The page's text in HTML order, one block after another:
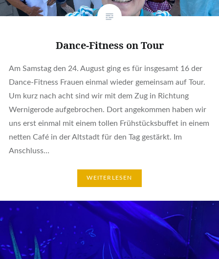
Dance-Fitness on Tour
Am Samstag den 24. August ging es für insgesamt 16 der
Dance-Fitness Frauen einmal wieder gemeinsam auf Tour.
Um kurz nach acht sind wir mit dem Zug in Richtung
Wernigerode aufgebrochen. Dort angekommen haben wir
uns erst einmal mit einem tollen Frühstücksbuffet in einem
netten Café in der Altstadt für den Tag gestärkt. Im
Anschluss…
WEITERLESEN